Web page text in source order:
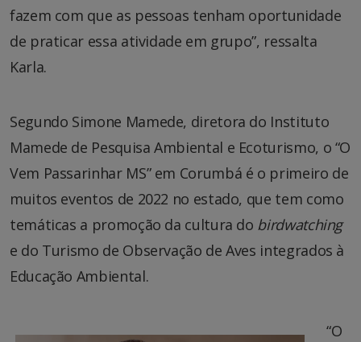
fazem com que as pessoas tenham oportunidade
de praticar essa atividade em grupo”, ressalta
Karla.
Segundo Simone Mamede, diretora do Instituto
Mamede de Pesquisa Ambiental e Ecoturismo, o “O
Vem Passarinhar MS” em Corumbá é o primeiro de
muitos eventos de 2022 no estado, que tem como
temáticas a promoção da cultura do birdwatching
e do Turismo de Observação de Aves integrados à
Educação Ambiental.
“O